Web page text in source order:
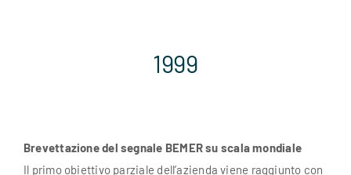
1999
Brevettazione del segnale BEMER su scala mondiale
Il primo obiettivo parziale dell’azienda viene raggiunto con